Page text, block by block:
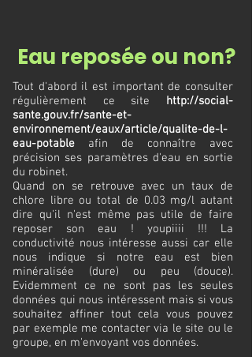
Eau reposée ou non?
Tout d'abord il est important de consulter
régulièrement ce site
http://social-
sante.gouv.fr/sante-et-
environnement/eaux/article/qualite-de-l-
eau-potable afin de connaître avec
précision ses paramètres d'eau en sortie
du robinet.
Quand on se retrouve avec un taux de
chlore libre ou total de 0.03 mg/l autant
dire qu'il n'est même pas utile de faire
reposer son eau ! youpiiii !!! La
conductivité nous intéresse aussi car elle
nous indique si notre eau est bien
minéralisée (dure) ou peu (douce).
Evidemment ce ne sont pas les seules
données qui nous intéressent mais si vous
souhaitez affiner tout cela vous pouvez
par exemple me contacter via le site ou le
groupe, en m'envoyant vos données.